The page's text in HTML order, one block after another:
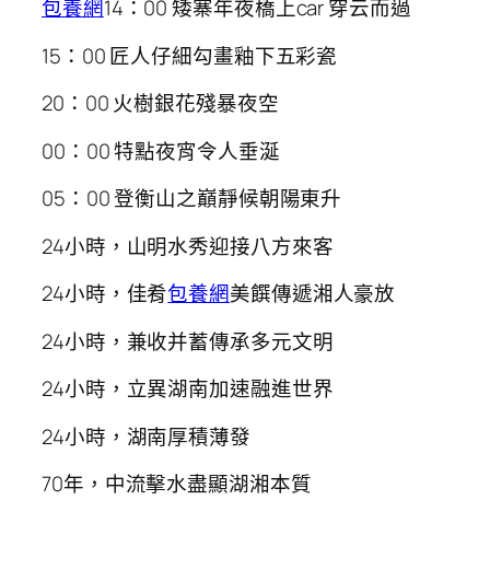
包養網14：00 矮寨年夜橋上car 穿云而過
15：00 匠人仔細勾畫釉下五彩瓷
20：00 火樹銀花殘暴夜空
00：00 特點夜宵令人垂涎
05：00 登衡山之巔靜候朝陽東升
24小時，山明水秀迎接八方來客
24小時，佳肴包養網美饌傳遞湘人豪放
24小時，兼收并蓄傳承多元文明
24小時，立異湖南加速融進世界
24小時，湖南厚積薄發
70年，中流擊水盡顯湖湘本質